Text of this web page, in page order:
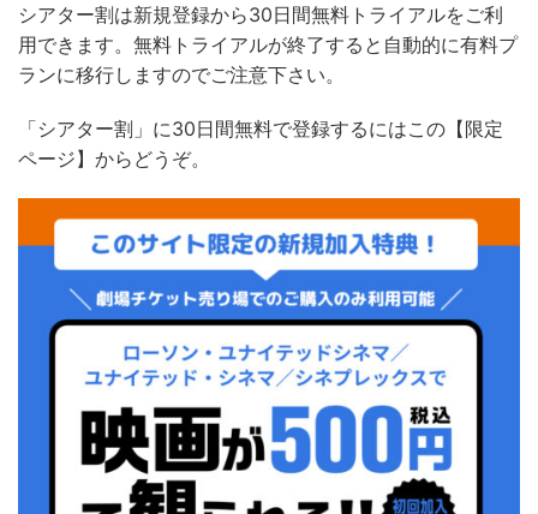
シアター割は新規登録から30日間無料トライアルをご利
用できます。無料トライアルが終了すると自動的に有料プ
ランに移行しますのでご注意下さい。
「シアター割 」に30日間無料で登録するにはこの【限定
ページ】からどうぞ。